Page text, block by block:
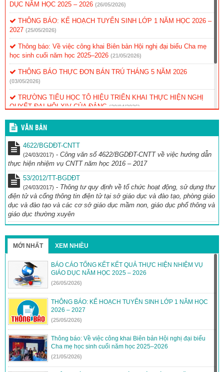
DỤC NĂM HỌC 2025 – 2026 (26/05/2026)
THÔNG BÁO: KẾ HOẠCH TUYỂN SINH LỚP 1 NĂM HỌC 2026 –
2027 (25/05/2026)
Thông báo: Về việc công khai Biên bản Hội nghị đại biểu Cha mẹ
học sinh cuối năm học 2025–2026 (21/05/2026)
THÔNG BÁO THỰC ĐƠN BÁN TRÚ THÁNG 5 NĂM 2026
(03/05/2026)
TRƯỜNG TIỂU HỌC TÔ HIỆU TRIỂN KHAI THỰC HIỆN NGHỊ
QUYẾT ĐẠI HỘI XIV CỦA ĐẢNG (20/04/2026)
TRƯỜNG TIỂU HỌC TÔ HIỆU TỎA SÁNG TẠI CUỘC THI TRẠNG
NGUYÊN TIẾNG VIỆT
THÔNG BÁO: THỰC ĐƠN BÁN TRÚ THÁNG 4/2026
THÔNG BÁO THỰC ĐƠN BÁN TRÚ THÁNG 3/2026
VĂN BẢN
4622/BGDĐT-CNTT
(24/03/2017) - Công văn số 4622/BGDĐT-CNTT về việc hướng dẫn
thực hiện nhiệm vụ CNTT năm học 2016 – 2017
53/2012/TT-BGDĐT
(24/03/2017) - Thông tư quy định về tổ chức hoạt động, sử dụng thư
điện tử và cổng thông tin điện tử tại sở giáo dục và đào tạo, phòng giáo
dục và đào tạo và các cơ sở giáo dục mầm non, giáo dục phổ thông và
giáo dục thường xuyên
MỚI NHẤT XEM NHIỀU
BÁO CÁO TỔNG KẾT KẾT QUẢ THỰC HIỆN NHIỆM VỤ
GIÁO DỤC NĂM HỌC 2025 – 2026
(26/05/2026)
THÔNG BÁO: KẾ HOẠCH TUYỂN SINH LỚP 1 NĂM HỌC
2026 – 2027
(25/05/2026)
Thông báo: Về việc công khai Biên bản Hội nghị đại biểu
Cha mẹ học sinh cuối năm học 2025–2026
(21/05/2026)